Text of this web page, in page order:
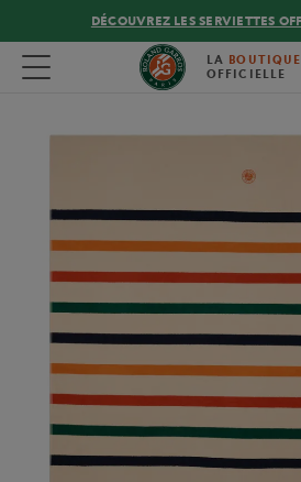
DÉCOUVREZ LES SERVIETTES
Toggle navigation LA BOUTIQUE
OFFICIELLE